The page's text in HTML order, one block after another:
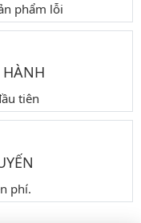
phẩm lỗi
HÀNH
tiên
phí.